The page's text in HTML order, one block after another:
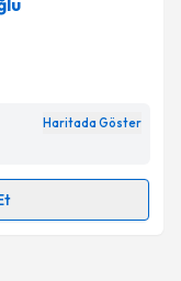
almanız
ile
Aydınlatma
Haritada Göster